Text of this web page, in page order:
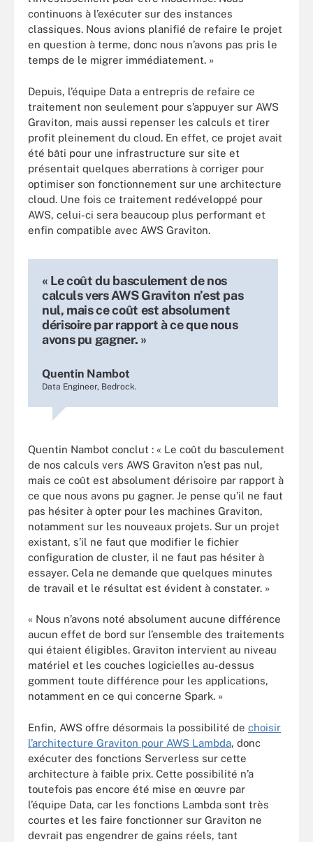
continuons à l’exécuter sur des instances
classiques. Nous avions planifié de refaire le projet
en question à terme, donc nous n’avons pas pris le
temps de le migrer immédiatement. »
Depuis, l’équipe Data a entrepris de refaire ce
traitement non seulement pour s’appuyer sur AWS
Graviton, mais aussi repenser les calculs et tirer
profit pleinement du cloud. En effet, ce projet avait
été bâti pour une infrastructure sur site et
présentait quelques aberrations à corriger pour
optimiser son fonctionnement sur une architecture
cloud. Une fois ce traitement redéveloppé pour
AWS, celui-ci sera beaucoup plus performant et
enfin compatible avec AWS Graviton.
« Le coût du basculement de nos
calculs vers AWS Graviton n’est pas
nul, mais ce coût est absolument
dérisoire par rapport à ce que nous
avons pu gagner. »
Quentin Nambot
Data Engineer, Bedrock.
Quentin Nambot conclut : « Le coût du basculement
de nos calculs vers AWS Graviton n’est pas nul,
mais ce coût est absolument dérisoire par rapport à
ce que nous avons pu gagner. Je pense qu’il ne faut
pas hésiter à opter pour les machines Graviton,
notamment sur les nouveaux projets. Sur un projet
existant, s’il ne faut que modifier le fichier
configuration de cluster, il ne faut pas hésiter à
essayer. Cela ne demande que quelques minutes
de travail et le résultat est évident à constater. »
« Nous n’avons noté absolument aucune différence
aucun effet de bord sur l’ensemble des traitements
qui étaient éligibles. Graviton intervient au niveau
matériel et les couches logicielles au-dessus
gomment toute différence pour les applications,
notamment en ce qui concerne Spark. »
Enfin, AWS offre désormais la possibilité de choisir
l’architecture Graviton pour AWS Lambda, donc
exécuter des fonctions Serverless sur cette
architecture à faible prix. Cette possibilité n’a
toutefois pas encore été mise en œuvre par
l’équipe Data, car les fonctions Lambda sont très
courtes et les faire fonctionner sur Graviton ne
devrait pas engendrer de gains réels, tant